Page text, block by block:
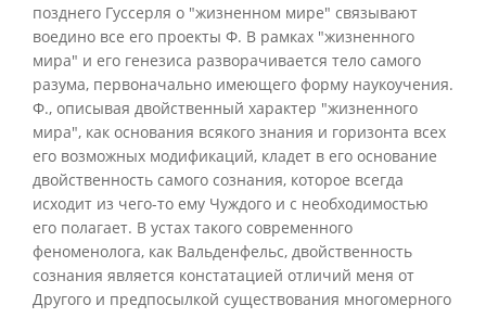
позднего Гуссерля о "жизненном мире" связывают
воедино все его проекты Ф. В рамках "жизненного
мира" и его генезиса разворачивается тело самого
разума, первоначально имеющего форму наукоучения.
Ф., описывая двойственный характер "жизненного
мира", как основания всякого знания и горизонта всех
его возможных модификаций, кладет в его основание
двойственность самого сознания, которое всегда
исходит из чего-то ему Чуждого и с необходимостью
его полагает. В устах такого современного
феноменолога, как Вальденфельс, двойственность
сознания является констатацией отличий меня от
Другого и предпосылкой существования многомерного